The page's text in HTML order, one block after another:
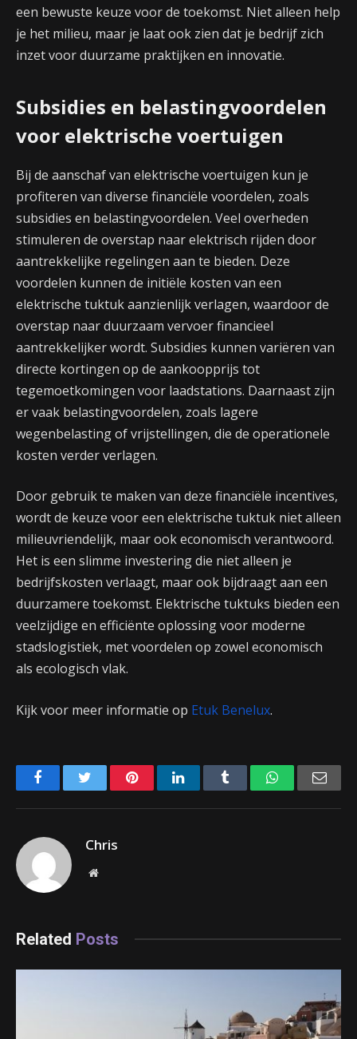
een bewuste keuze voor de toekomst. Niet alleen help
je het milieu, maar je laat ook zien dat je bedrijf zich
inzet voor duurzame praktijken en innovatie.
Subsidies en belastingvoordelen
voor elektrische voertuigen
Bij de aanschaf van elektrische voertuigen kun je
profiteren van diverse financiële voordelen, zoals
subsidies en belastingvoordelen. Veel overheden
stimuleren de overstap naar elektrisch rijden door
aantrekkelijke regelingen aan te bieden. Deze
voordelen kunnen de initiële kosten van een
elektrische tuktuk aanzienlijk verlagen, waardoor de
overstap naar duurzaam vervoer financieel
aantrekkelijker wordt. Subsidies kunnen variëren van
directe kortingen op de aankoopprijs tot
tegemoetkomingen voor laadstations. Daarnaast zijn
er vaak belastingvoordelen, zoals lagere
wegenbelasting of vrijstellingen, die de operationele
kosten verder verlagen.
Door gebruik te maken van deze financiële incentives,
wordt de keuze voor een elektrische tuktuk niet alleen
milieuvriendelijk, maar ook economisch verantwoord.
Het is een slimme investering die niet alleen je
bedrijfskosten verlaagt, maar ook bijdraagt aan een
duurzamere toekomst. Elektrische tuktuks bieden een
veelzijdige en efficiënte oplossing voor moderne
stadslogistiek, met voordelen op zowel economisch
als ecologisch vlak.
Kijk voor meer informatie op Etuk Benelux.
FacebookTwitter PinterestLinkedIn Tumblr WhatsApp
Chris
Website
Related Posts